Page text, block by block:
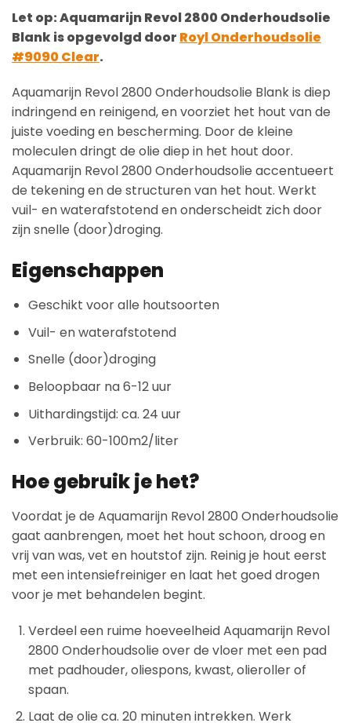
Let op: Aquamarijn Revol 2800 Onderhoudsolie
Blank is opgevolgd door Royl Onderhoudsolie
#9090 Clear.
Aquamarijn Revol 2800 Onderhoudsolie Blank is diep
indringend en reinigend, en voorziet het hout van de
juiste voeding en bescherming. Door de kleine
moleculen dringt de olie diep in het hout door.
Aquamarijn Revol 2800 Onderhoudsolie accentueert
de tekening en de structuren van het hout. Werkt
vuil- en waterafstotend en onderscheidt zich door
zijn snelle (door)droging.
Eigenschappen
Geschikt voor alle houtsoorten
Vuil- en waterafstotend
Snelle (door)droging
Beloopbaar na 6-12 uur
Uithardingstijd: ca. 24 uur
Verbruik: 60-100m2/liter
Hoe gebruik je het?
Voordat je de Aquamarijn Revol 2800 Onderhoudsolie
gaat aanbrengen, moet het hout schoon, droog en
vrij van was, vet en houtstof zijn. Reinig je hout eerst
met een intensiefreiniger en laat het goed drogen
voor je met behandelen begint.
Verdeel een ruime hoeveelheid Aquamarijn Revol
2800 Onderhoudsolie over de vloer met een pad
met padhouder, oliespons, kwast, olieroller of
spaan.
Laat de olie ca. 20 minuten intrekken. Werk